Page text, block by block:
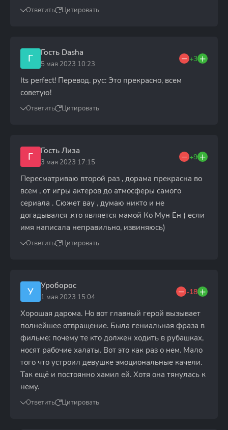
Ответить Цитировать
Г Гость Dasha
5 мая 2023 10:23
+3
Its perfect! Перевод. рус: Это прекрасно, всем
советую!
Ответить Цитировать
Г Гость Лиза
3 мая 2023 17:15
+9
Пересматриваю второй раз , дорама прекрасна во
всем , от игры актеров до атмосферы самого
сериала . Сюжет вау , думаю никто и не
догадывался ,кто является мамой Ко Мун Ён ( если
имя написала неправильно, извиняюсь)
Ответить Цитировать
У Уроборос
1 мая 2023 15:04
-18
Хорошая дарома. Но вот главный герой вызывает
полнейшее отвращение. Была гениальная фраза в
фильме: почему те кто должен ходить в рубашках,
носят рабочие халаты. Вот это как раз о нем. Мало
того что устроил девушке эмоциональные качели.
Так ещё и постоянно хамил ей. Хотя она тянулась к
нему.
Ответить Цитировать